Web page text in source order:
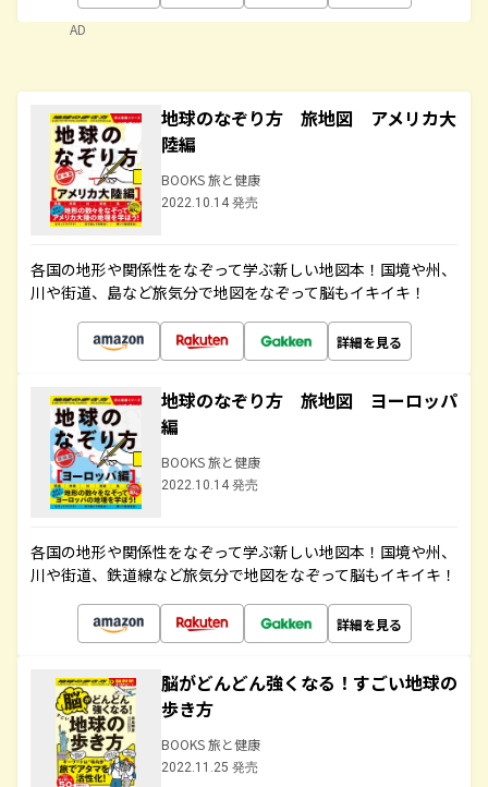
AD
地球のなぞり方 旅地図 アメリカ大
陸編
BOOKS 旅と健康
2022.10.14 発売
各国の地形や関係性をなぞって学ぶ新しい地図本！国境や州、
川や街道、島など旅気分で地図をなぞって脳もイキイキ！
詳細を見る
地球のなぞり方 旅地図 ヨーロッパ
編
BOOKS 旅と健康
2022.10.14 発売
各国の地形や関係性をなぞって学ぶ新しい地図本！国境や州、
川や街道、鉄道線など旅気分で地図をなぞって脳もイキイキ！
詳細を見る
脳がどんどん強くなる！すごい地球の
歩き方
BOOKS 旅と健康
2022.11.25 発売